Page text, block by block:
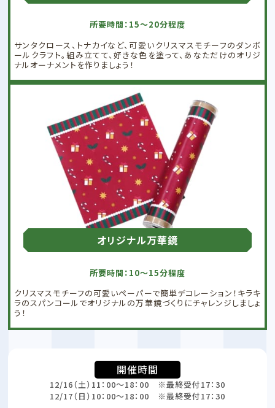
所要時間：15～20分程度
サンタクロース、トナカイなど、可愛いクリスマスモチーフのダンボ
ールクラフト。組み立てて、好きな色を塗って、あなただけのオリジ
ナルオーナメントを作りましょう！
オリジナル万華鏡
所要時間：10～15分程度
クリスマスモチーフの可愛いペーパーで簡単デコレーション！キラキ
ラのスパンコールでオリジナルの万華鏡づくりにチャレンジしましょ
う！
開催時間
12/16（土）11：00～18：00 ※最終受付17：30
12/17（日）10：00～18：00 ※最終受付17：30